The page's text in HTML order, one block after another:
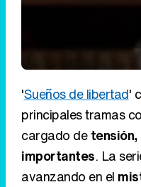
'Sueños de libertad'
principales tramas
cargado de
importantes. La
avanzando en el